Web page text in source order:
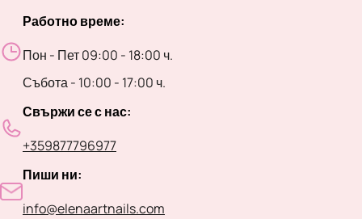
Работно време:
Пон - Пет 09:00 - 18:00 ч.
Събота - 10:00 - 17:00 ч.
Свържи се с нас:
+359877796977
Пиши ни:
info@elenaartnails.com